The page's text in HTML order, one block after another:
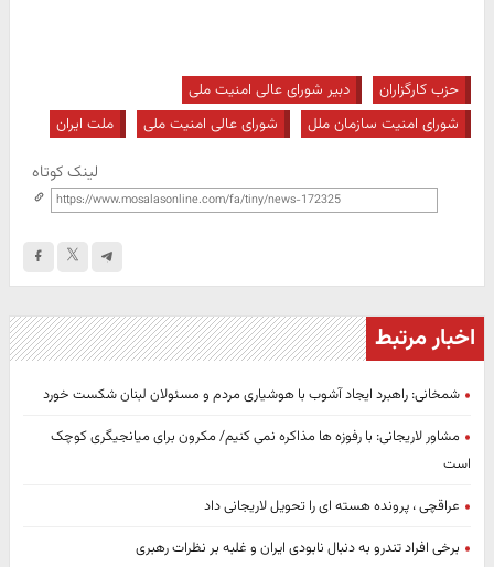
حزب کارگزاران
دبیر شورای عالی امنیت ملی
شورای امنیت سازمان ملل
شورای عالی امنیت ملی ملت ایران
لینک کوتاه
اخبار مرتبط
شمخانی: راهبرد ایجاد آشوب با هوشیاری مردم و مسئولان لبنان شکست خورد
مشاور لاریجانی: با رفوزه ها مذاکره نمی کنیم/ مکرون برای میانجیگری کوچک
است
عراقچی ، پرونده هسته ای را تحویل لاریجانی داد
برخی افراد تندرو به دنبال نابودی ایران و غلبه بر نظرات رهبری